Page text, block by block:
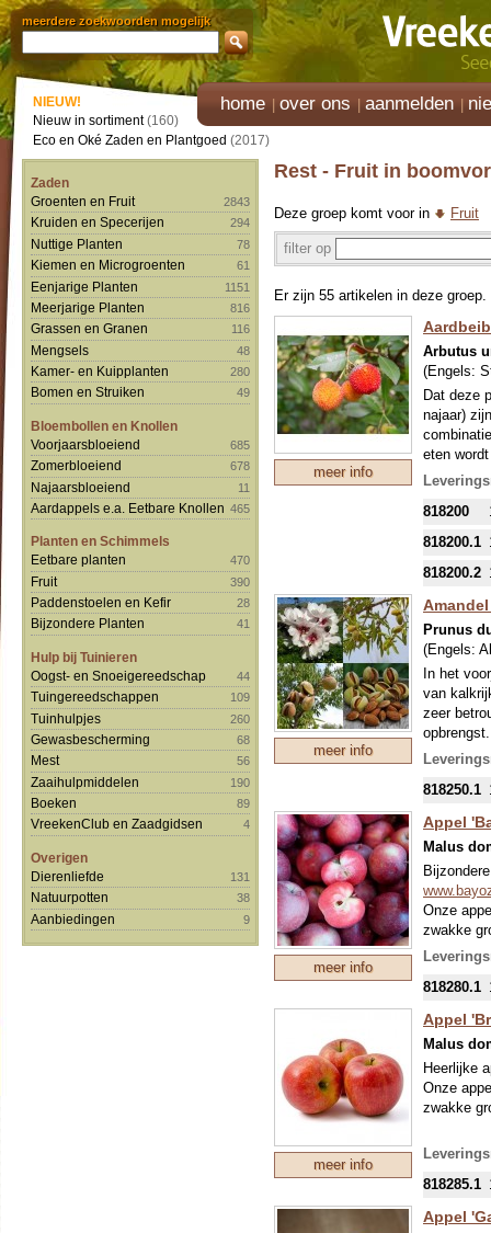
meerdere zoekwoorden mogelijk
home over ons aanmelden
NIEUW!
Nieuw in sortiment(160)
Eco en Oké Zaden en Plantgoed (2017)
Zaden
Groenten en Fruit
2843
Kruiden en Specerijen 294
Nuttige Planten 78
Kiemen en Microgroenten 61
Eenjarige Planten 1151
Meerjarige Planten 816
Grassen en Granen 116
Mengsels 48
Kamer- en Kuipplanten 280
Bomen en Struiken 49
Bloembollen en Knollen
Voorjaarsbloeiend
685
Zomerbloeiend 678
Najaarsbloeiend 11
Aardappels e.a. Eetbare Knollen 465
Planten en Schimmels
Eetbare planten
470
Fruit 390
Paddenstoelen en Kefir 28
Bijzondere Planten 41
Hulp bij Tuinieren
Oogst- en Snoeigereedschap
44
Tuingereedschappen 109
Tuinhulpjes 260
Gewasbescherming 68
Mest 56
Zaaihulpmiddelen 190
Boeken 89
VreekenClub en Zaadgidsen 4
Overigen
Dierenliefde
131
Natuurpotten 38
Aanbiedingen 9
Rest - Fruit in
Deze groep komt voor in Fruit
filter op
Er zijn 55 artikelen in deze groep.
meer info
Arbutus
(Engels:
Dat deze
najaar)
eten
op een
Noord-
zeer
meter
818200
818200.1
818200.2
meer info
Prunus
(Engels:
In het
van
zeer
niet te
ook
bewaren
Je hoeft
voor
voordeel:
lange en
takken.
leveren
818250.1
meer info
Appel
Malus
Onze
zwakke
818280.1
meer info
Appel
Malus
Heerlijke
Onze
zwakke
818285.1
Appel